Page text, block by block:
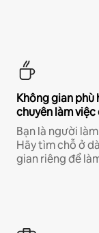
Không gian phù
chuyên làm việc
Bạn là người
Hãy tìm chỗ ở
gian riêng để